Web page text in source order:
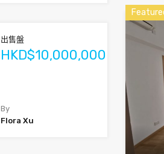
出售盤
HKD$10,000,000
By
Flora Xu